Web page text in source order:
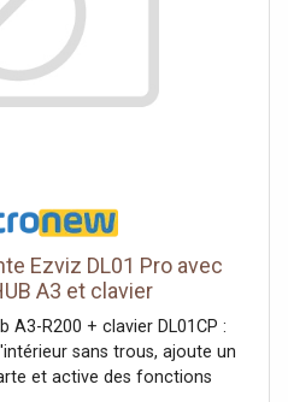
Ezviz DL01 Pro avec
A3 et clavier
A3-R200 + clavier DL01CP :
sans trous, ajoute un
et active des fonctions